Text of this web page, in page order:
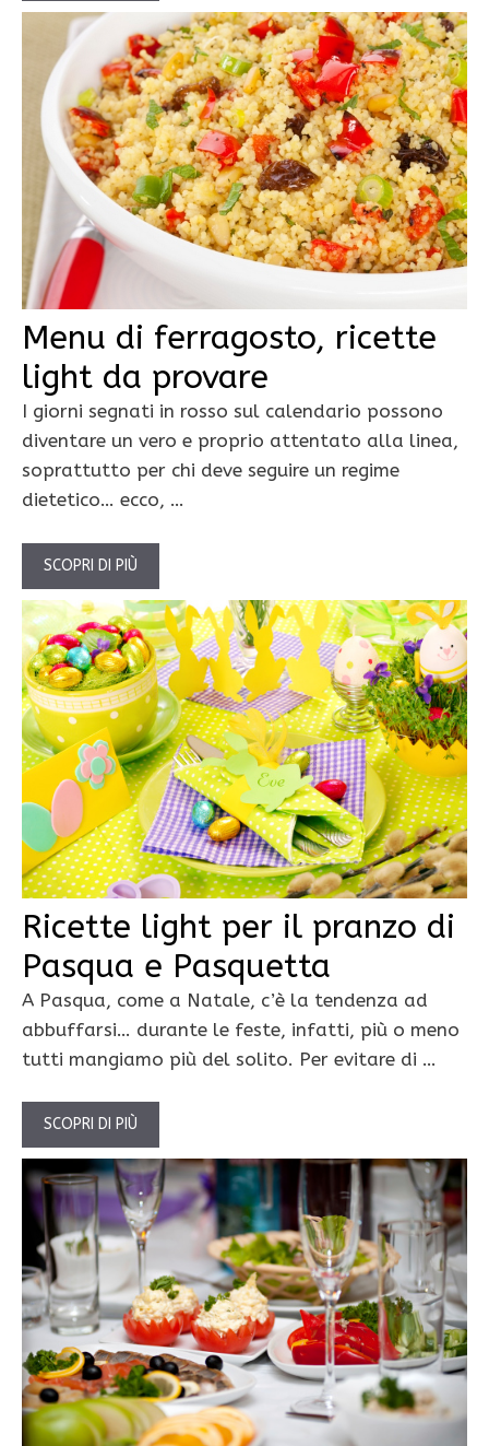
Menu di ferragosto, ricette
light da provare
I giorni segnati in rosso sul calendario possono
diventare un vero e proprio attentato alla linea,
soprattutto per chi deve seguire un regime
dietetico… ecco, …
SCOPRI DI PIÙ
Ricette light per il pranzo di
Pasqua e Pasquetta
A Pasqua, come a Natale, c’è la tendenza ad
abbuffarsi… durante le feste, infatti, più o meno
tutti mangiamo più del solito. Per evitare di …
SCOPRI DI PIÙ